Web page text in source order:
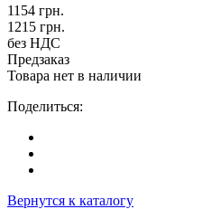
1154 грн.
1215 грн.
без НДС
Предзаказ
Товара нет в наличии
Поделиться:
Вернутся к каталогу